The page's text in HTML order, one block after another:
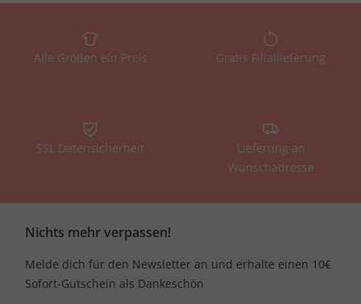
Alle Größen ein Preis Gratis Filiallieferung
SSL Datensicherheit
Lieferung an
Wunschadresse
Nichts mehr verpassen!
Melde dich für den Newsletter an und erhalte einen 10€
Sofort-Gutschein als Dankeschön